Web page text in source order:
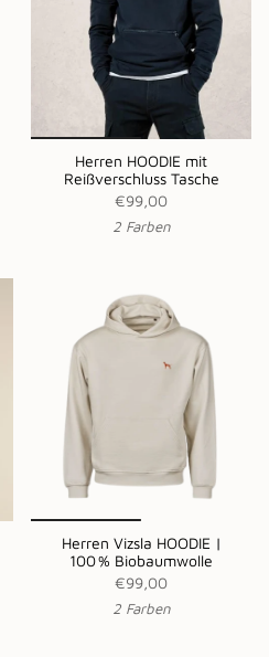
Herren HOODIE mit
Reißverschluss Tasche
€99,00
2 Farben
Herren Vizsla HOODIE |
100 % Biobaumwolle
€99,00
2 Farben